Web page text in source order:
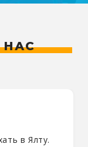
НАС
в Ялту.